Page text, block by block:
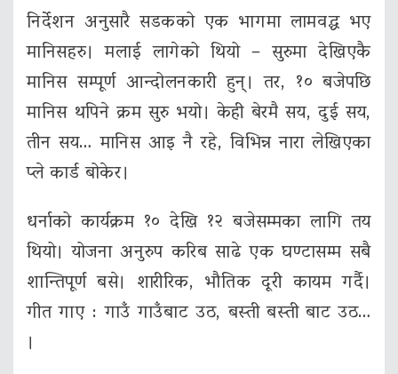
निर्देशन अनुसारै सडकको एक भागमा लामवद्ध भए
मानिसहरु। मलाई लागेको थियो – सुरुमा देखिएकै
मानिस सम्पूर्ण आन्दोलनकारी हुन्। तर, १० बजेपछि
मानिस थपिने क्रम सुरु भयो। केही बेरमै सय, दुई सय,
तीन सय… मानिस आइ नै रहे, विभिन्न नारा लेखिएका
प्ले कार्ड बोकेर।
धर्नाको कार्यक्रम १० देखि १२ बजेसम्मका लागि तय
थियो। योजना अनुरुप करिब साढे एक घण्टासम्म सबै
शान्‍तिपूर्ण बसे। शारीरिक, भौतिक दूरी कायम गर्दै।
गीत गाए : गाउँ गाउँबाट उठ, बस्ती बस्ती बाट उठ…
।